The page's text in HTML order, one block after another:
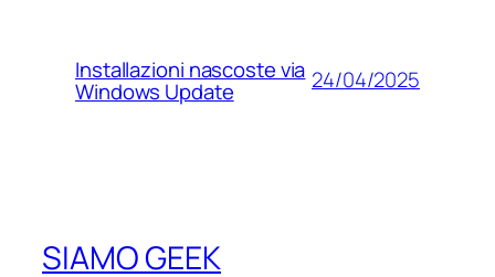
Installazioni nascoste via
Windows Update 24/04/2025
SIAMO GEEK